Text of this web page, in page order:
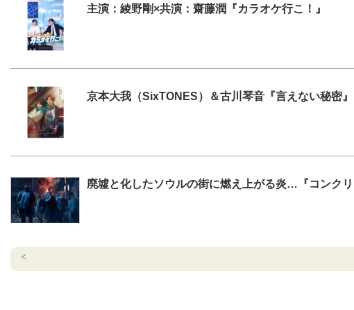
主演：綾野剛×共演：齋藤潤『カラオケ行こ！』
京本大我（SixTONES）＆古川琴音『言えない秘密』
廃墟と化したソウルの街に燃え上がる炎…『コンクリ
<